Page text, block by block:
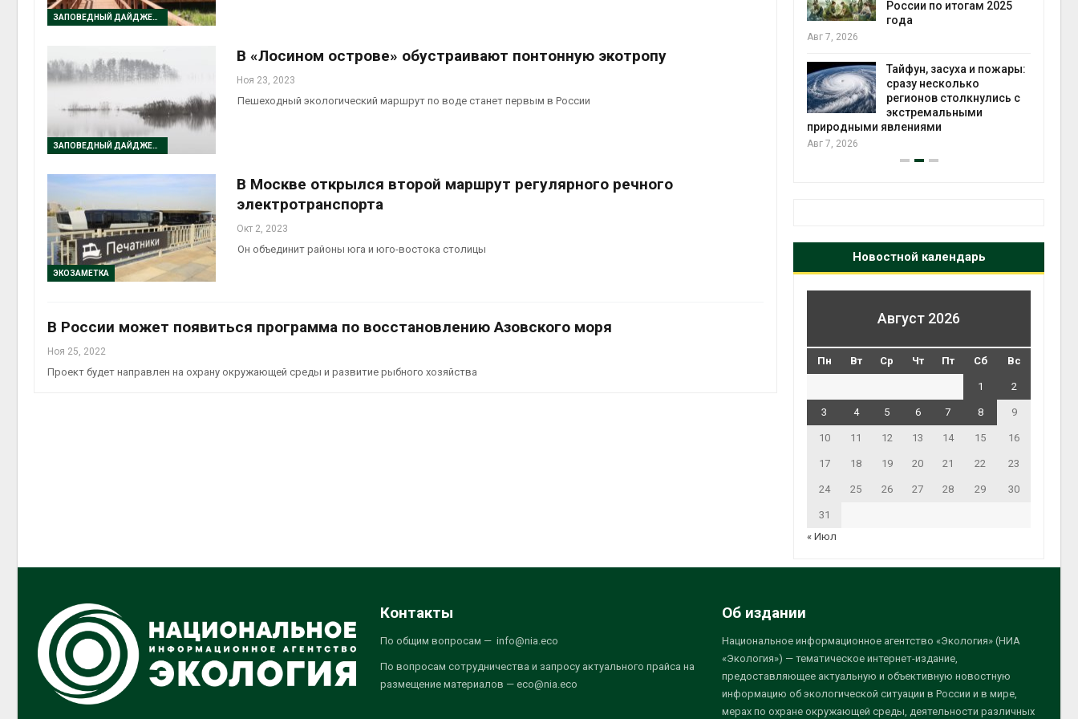
ЗАПОВЕДНЫЙ ДАЙДЖЕСТ
ЗАПОВЕДНЫЙ ДАЙДЖЕСТ
В «Лосином острове» обустраивают понтонную экотропу
Ноя 23, 2023
Пешеходный экологический маршрут по воде станет первым в России
ЭКОЗАМЕТКА
В Москве открылся второй маршрут регулярного речного
электротранспорта
Окт 2, 2023
Он объединит районы юга и юго-востока столицы
В России может появиться программа по восстановлению Азовского моря
Ноя 25, 2022
Проект будет направлен на охрану окружающей среды и развитие рыбного хозяйства
экообменники для сбора
Авг 7, 2026
России по итогам 2025
года
Авг 7, 2026
Тайфун, засуха и пожары:
сразу несколько
регионов столкнулись с
экстремальными
природными явлениями
Авг 7, 2026
Новостной календарь
Август 2026
Пн Вт Ср Чт Пт Сб Вс
1 2
3 4 5 6 7 8 9
10 11 12 13 14 15 16
17 18 19 20 21 22 23
24 25 26 27 28 29 30
31
« Июл
Контакты
По общим вопросам — info@nia.eco
По вопросам сотрудничества и запросу актуального прайса на
размещение материалов — eco@nia.eco
Об издании
Национальное информационное агентство «Экология» (НИА
«Экология») — тематическое интернет-издание,
предоставляющее актуальную и объективную новостную
информацию об экологической ситуации в России и в мире,
мерах по охране окружающей среды, деятельности различных